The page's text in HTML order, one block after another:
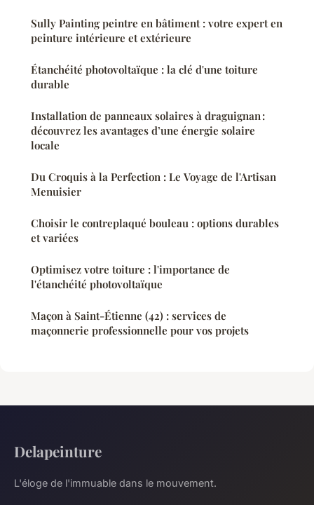
Sully Painting peintre en bâtiment : votre expert en
peinture intérieure et extérieure
Étanchéité photovoltaïque : la clé d'une toiture
durable
Installation de panneaux solaires à draguignan :
découvrez les avantages d’une énergie solaire
locale
Du Croquis à la Perfection : Le Voyage de l'Artisan
Menuisier
Choisir le contreplaqué bouleau : options durables
et variées
Optimisez votre toiture : l'importance de
l'étanchéité photovoltaïque
Maçon à Saint-Étienne (42) : services de
maçonnerie professionnelle pour vos projets
Delapeinture
L'éloge de l'immuable dans le mouvement.